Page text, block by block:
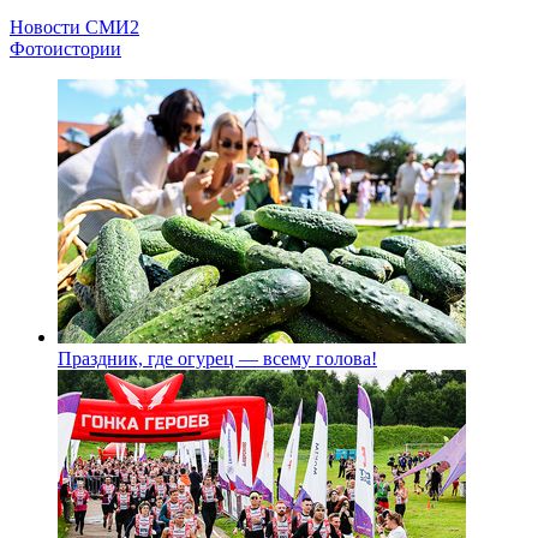
Новости СМИ2
Фотоистории
Праздник, где огурец — всему голова!